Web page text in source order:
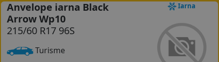
Iarna
Anvelope iarna Black
Arrow Wp10
215/60 R17 96S
Turisme